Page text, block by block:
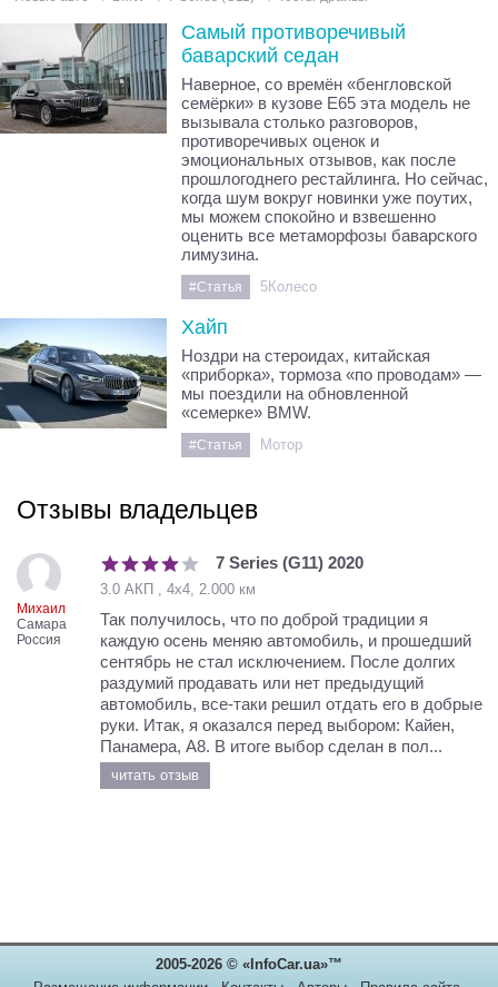
Самый противоречивый
баварский седан
Наверное, со времён «бенгловской
семёрки» в кузове E65 эта модель не
вызывала столько разговоров,
противоречивых оценок и
эмоциональных отзывов, как после
прошлогоднего рестайлинга. Но сейчас,
когда шум вокруг новинки уже поутих,
мы можем спокойно и взвешенно
оценить все метаморфозы баварского
лимузина.
#Статья 5Колесо
Хайп
Ноздри на стероидах, китайская
«приборка», тормоза «по проводам» —
мы поездили на обновленной
«семерке» BMW.
#Статья Мотор
Отзывы владельцев
Михаил
Самара
Россия
7 Series (G11) 2020
3.0 АКП , 4х4, 2.000 км
Так получилось, что по доброй традиции я
каждую осень меняю автомобиль, и прошедший
сентябрь не стал исключением. После долгих
раздумий продавать или нет предыдущий
автомобиль, все-таки решил отдать его в добрые
руки. Итак, я оказался перед выбором: Кайен,
Панамера, А8. В итоге выбор сделан в пол...
читать отзыв
2005-2026 © «InfoCar.ua»™